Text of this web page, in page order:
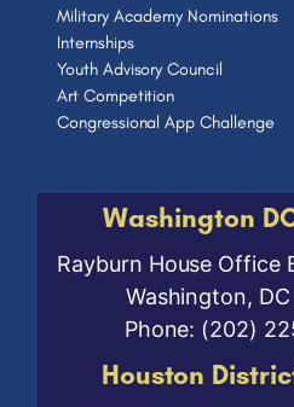
Washington
Rayburn House Office
Washington,
Phone: (202)
Houston
Military Academy Nominations
Internships
Youth Advisory Council
Art Competition
Congressional App Challenge